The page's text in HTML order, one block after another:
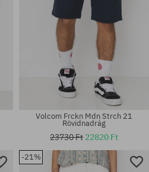
Elérhető méretek:
Volcom Frckn Mdn Strch 21
Rövidnadrág
23730 Ft 22820 Ft
-21%